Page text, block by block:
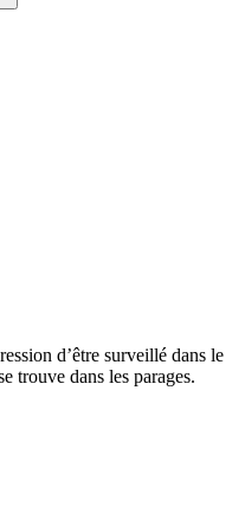
d’être surveillé dans le
trouve dans les parages.